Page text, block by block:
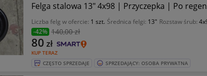
Felga stalowa 13" 4x98 | Przyczepka | Po
Liczba felg w ofercie: 1 szt. Średnica felgi: 13" Rozstaw śrub:
-42% 140,00 zł
KUP TERAZ
80 zł
CZĘSTO SPRZEDAJE SPRZEDAJĄCY: OSOBA PRYWATNA